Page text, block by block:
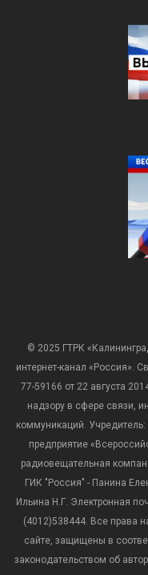
© 2025 ГТРК
интернет-канал «Россия».
77-59166 от 22 августа
надзору в сфере связи,
коммуникаций.
предприятие
радиовещательная
ГИК "Россия" - Панина
Ильина Н.Г. Электронная
(4012)538444. Все права
сайте, защищены в
законодательством об